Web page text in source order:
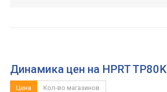
Динамика цен на HPRT TP80K
Цена Кол-во магазинов